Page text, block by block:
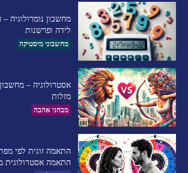
מחשבון נומרולוגיה
לידה ופרשנות
מחשבוני מיסטיקה
אסטרולוגיה –
מזלות
מבחני אהבה
התאמה זוגית לפי
התאמה אסטרולוגית